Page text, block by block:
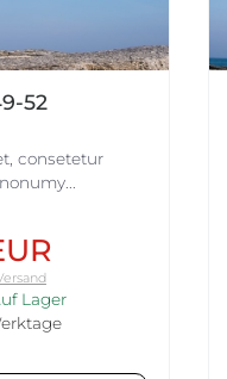
52
consetetur
Lager